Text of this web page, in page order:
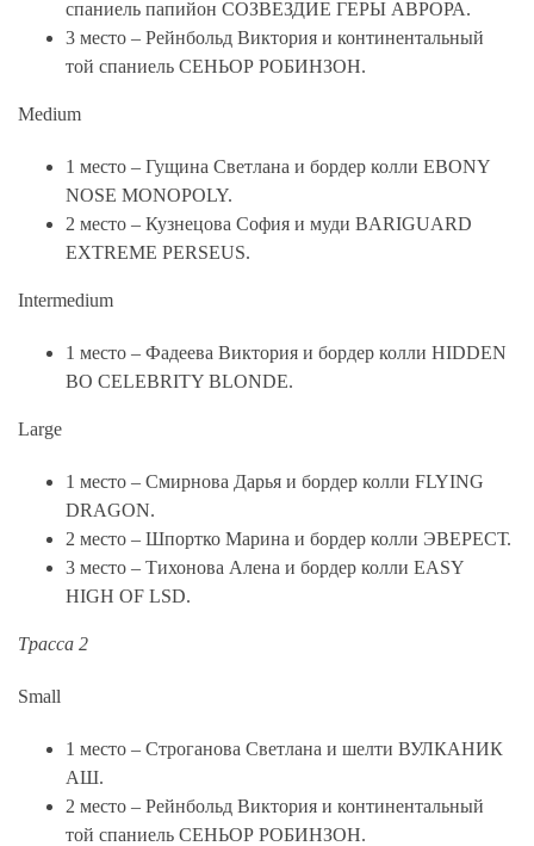
спаниель папийон СОЗВЕЗДИЕ ГЕРЫ АВРОРА.
3 место – Рейнбольд Виктория и континентальный
той спаниель СЕНЬОР РОБИНЗОН.
Medium
1 место – Гущина Светлана и бордер колли EBONY
NOSE MONOPOLY.
2 место – Кузнецова София и муди BARIGUARD
EXTREME PERSEUS.
Intermedium
1 место – Фадеева Виктория и бордер колли HIDDEN
BO CELEBRITY BLONDE.
Large
1 место – Смирнова Дарья и бордер колли FLYING
DRAGON.
2 место – Шпортко Марина и бордер колли ЭВЕРЕСТ.
3 место – Тихонова Алена и бордер колли EASY
HIGH OF LSD.
Трасса 2
Small
1 место – Строганова Светлана и шелти ВУЛКАНИК
АШ.
2 место – Рейнбольд Виктория и континентальный
той спаниель СЕНЬОР РОБИНЗОН.